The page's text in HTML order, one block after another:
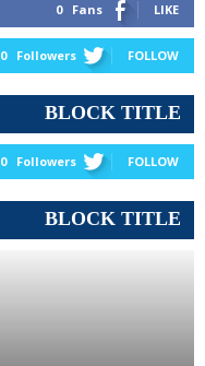
0 Fans LIKE
0 Followers FOLLOW
BLOCK TITLE
0 Followers FOLLOW
BLOCK TITLE